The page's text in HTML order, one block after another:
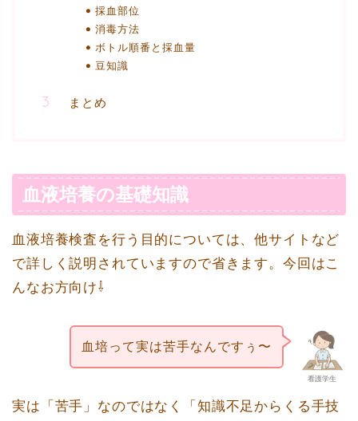
採血部位
消毒方法
ボトル順番と採血量
豆知識
まとめ
血液培養の基礎知識
血液培養検査を行う目的については、他サイトなど
で詳しく説明されていますので省きます。今回はこ
んなお方向け⇩
看護学生
血培って実は苦手なんですぅ〜
実は「苦手」なのではなく「知識不足からくる手技